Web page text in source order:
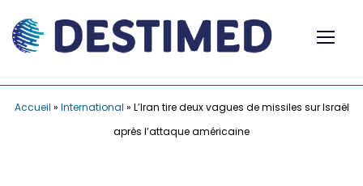
Accueil » International » L’Iran tire deux vagues de missiles sur Israël
après l’attaque américaine